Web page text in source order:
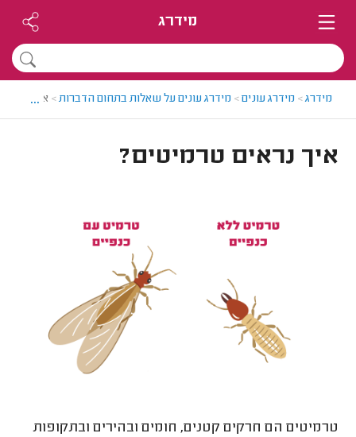
מידרג
מידרג> מידרג עונים> מידרג עונים על שאלות בתחום הדברות> איך
...
איך נראים טרמיטים?
טרמיטים הם חרקים קטנים, חומים ובהירים ובתקופות